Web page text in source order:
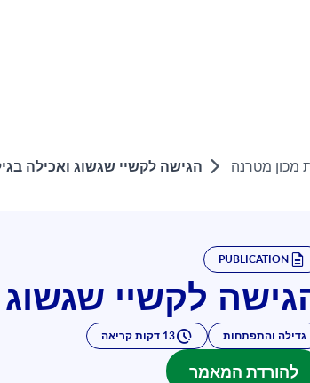
מכון מטרנה הגישה לקשיי שגשוג ואכילה
PUBLICATION
לקשיי
גדילה והתפתחות 13 דקות קריאה
להורדת המאמר